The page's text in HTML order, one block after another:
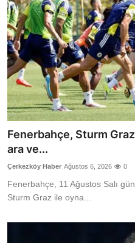
Fenerbahçe, Sturm Graz
ara ve...
Çerkezköy Haber Ağustos 6, 2026 0
Fenerbahçe, 11 Ağustos Salı
Sturm Graz ile oyna...